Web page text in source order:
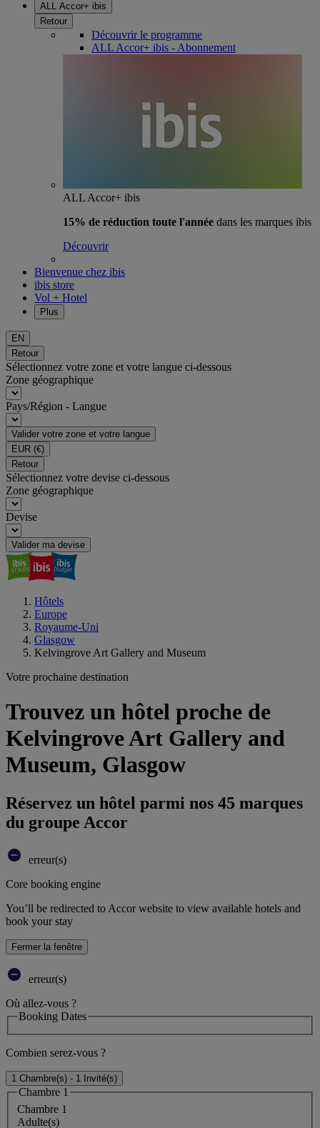
ALL Accor+ ibis
Retour
Découvrir le programme
ALL Accor+ ibis - Abonnement
ALL Accor+ ibis
15% de réduction toute l'année dans les marques ibis
Découvrir
Bienvenue chez ibis
ibis store
Vol + Hotel
Plus
EN
Retour
Sélectionnez votre zone et votre langue ci-dessous
Zone géographique
Pays/Région - Langue
Valider votre zone et votre langue
EUR (€)
Retour
Sélectionnez votre devise ci-dessous
Zone géographique
Devise
Valider ma devise
Hôtels
Europe
Royaume-Uni
Glasgow
Kelvingrove Art Gallery and Museum
Votre prochaine destination
Trouvez un hôtel proche de
Kelvingrove Art Gallery and
Museum, Glasgow
Réservez un hôtel parmi nos 45 marques
du groupe Accor
erreur(s)
Core booking engine
You’ll be redirected to Accor website to view available hotels and
book your stay
Fermer la fenêtre
erreur(s)
Où allez-vous ?
Booking Dates
Combien serez-vous ?
1 Chambre(s) - 1 Invité(s)
Chambre 1
Chambre 1
Adulte(s)